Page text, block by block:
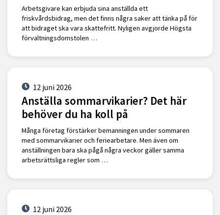
Arbetsgivare kan erbjuda sina anställda ett
friskvårdsbidrag, men det finns några saker att tänka på för
att bidraget ska vara skattefritt. Nyligen avgjorde Högsta
förvaltningsdomstolen …
12 juni 2026
Anställa sommarvikarier? Det här
behöver du ha koll på
Många företag förstärker bemanningen under sommaren
med sommarvikarier och feriearbetare. Men även om
anställningen bara ska pågå några veckor gäller samma
arbetsrättsliga regler som …
12 juni 2026